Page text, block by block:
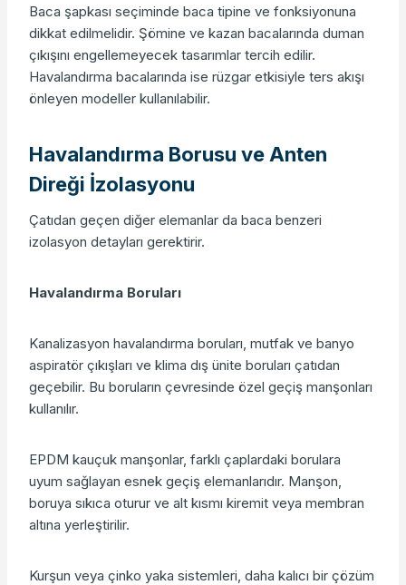
Baca şapkası seçiminde baca tipine ve fonksiyonuna
dikkat edilmelidir. Şömine ve kazan bacalarında duman
çıkışını engellemeyecek tasarımlar tercih edilir.
Havalandırma bacalarında ise rüzgar etkisiyle ters akışı
önleyen modeller kullanılabilir.
Havalandırma Borusu ve Anten
Direği İzolasyonu
Çatıdan geçen diğer elemanlar da baca benzeri
izolasyon detayları gerektirir.
Havalandırma Boruları
Kanalizasyon havalandırma boruları, mutfak ve banyo
aspiratör çıkışları ve klima dış ünite boruları çatıdan
geçebilir. Bu boruların çevresinde özel geçiş manşonları
kullanılır.
EPDM kauçuk manşonlar, farklı çaplardaki borulara
uyum sağlayan esnek geçiş elemanlarıdır. Manşon,
boruya sıkıca oturur ve alt kısmı kiremit veya membran
altına yerleştirilir.
Kurşun veya çinko yaka sistemleri, daha kalıcı bir çözüm